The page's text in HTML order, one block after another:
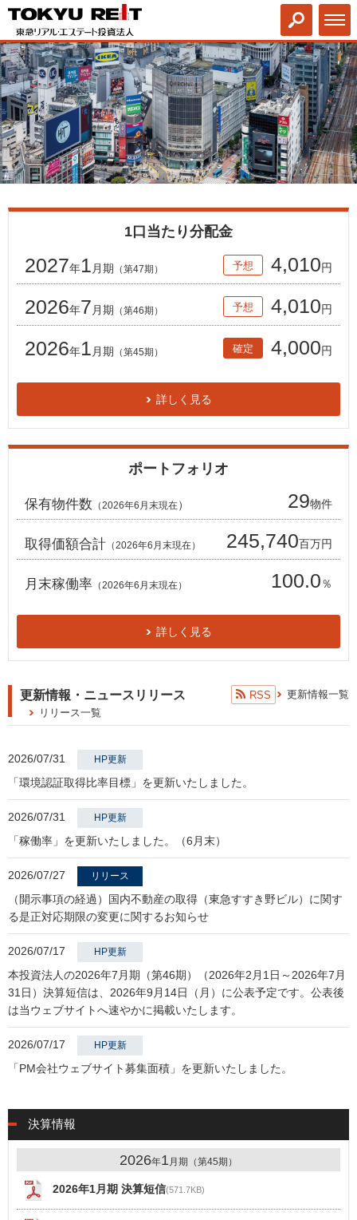
1口当たり分配金
2027年1 月期 （第47期） 予想 4,010円
2026年7 月期 （第46期） 予想 4,010円
2026年1 月期 （第45期） 確定 4,000円
詳しく見る
ポートフォリオ
保有物件数 （2026年6月末現在） 29物件
取得価額合計 （2026年6月末現在） 245,740百万円
月末稼働率 （2026年6月末現在） 100.0％
詳しく見る
更新情報・ニュースリリース RSS
更新情報一覧
リリース一覧
2026/07/31 HP更新
「環境認証取得比率目標」を更新いたしました。
2026/07/31 HP更新
「稼働率」を更新いたしました。（6月末）
2026/07/27 リリース
（開示事項の経過）国内不動産の取得（東急すすき野ビル）に関す
る是正対応期限の変更に関するお知らせ
2026/07/17 HP更新
本投資法人の2026年7月期（第46期）（2026年2月1日～2026年7月
31日）決算短信は、2026年9月14日（月）に公表予定です。公表後
は当ウェブサイトへ速やかに掲載いたします。
2026/07/17 HP更新
「PM会社ウェブサイト募集面積」を更新いたしました。
決算情報
2026年1 月期（第45期）
2026年1月期 決算短信(571.7KB)